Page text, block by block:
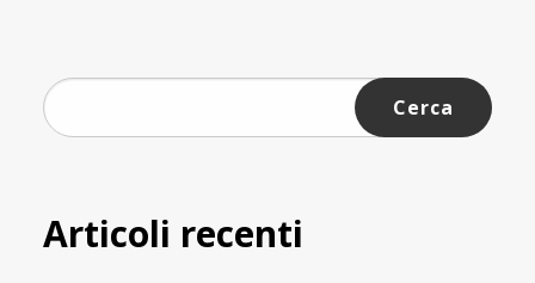
Ricerca
per:
Articoli recenti